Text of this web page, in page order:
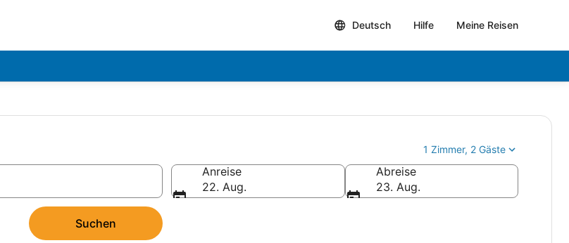
Deutsch
Hilfe Meine Reisen
1 Zimmer, 2 Gäste
Anreise
22. Aug.
Abreise
23. Aug.
Suchen